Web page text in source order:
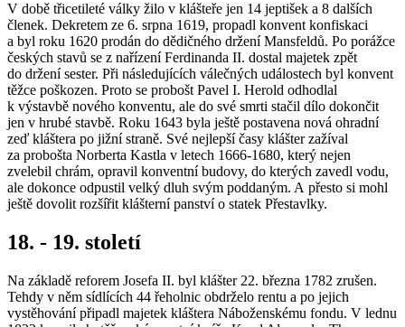
V době třicetileté války žilo v klášteře jen 14 jeptišek a 8 dalších
členek. Dekretem ze 6. srpna 1619, propadl konvent konfiskaci
a byl roku 1620 prodán do dědičného držení Mansfeldů. Po porážce
českých stavů se z nařízení Ferdinanda II. dostal majetek zpět
do držení sester. Při následujících válečných událostech byl konvent
těžce poškozen. Proto se probošt Pavel I. Herold odhodlal
k výstavbě nového konventu, ale do své smrti stačil dílo dokončit
jen v hrubé stavbě. Roku 1643 byla ještě postavena nová ohradní
zeď kláštera po jižní straně. Své nejlepší časy klášter zažíval
za probošta Norberta Kastla v letech 1666-1680, který nejen
zvelebil chrám, opravil konventní budovy, do kterých zavedl vodu,
ale dokonce odpustil velký dluh svým poddaným. A přesto si mohl
ještě dovolit rozšířit klášterní panství o statek Přestavlky.
18. - 19. století
Na základě reforem Josefa II. byl klášter 22. března 1782 zrušen.
Tehdy v něm sídlících 44 řeholnic obdrželo rentu a po jejich
vystěhování připadl majetek kláštera Náboženskému fondu. V lednu